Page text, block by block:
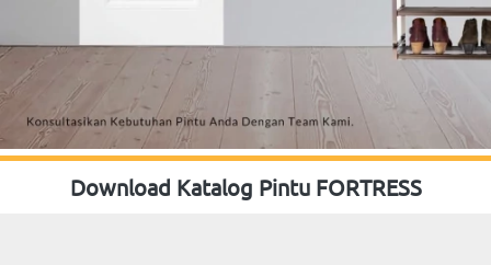
Download Katalog Pintu FORTRESS